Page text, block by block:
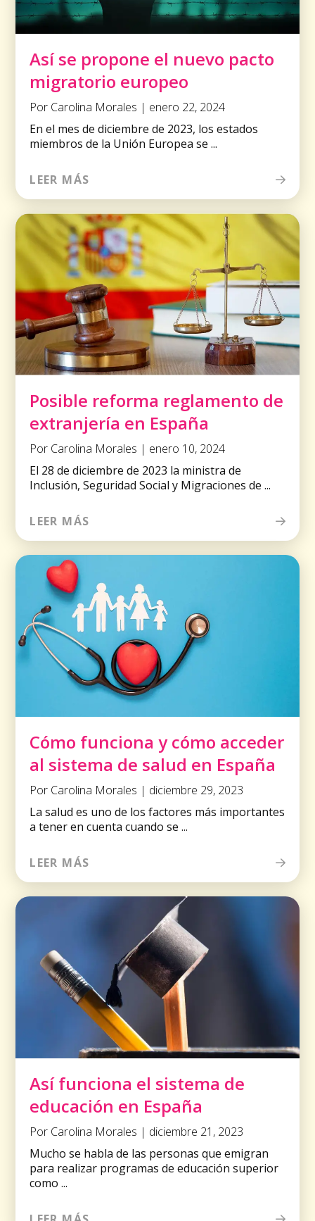
Así se propone el nuevo pacto
migratorio europeo
Por Carolina Morales | enero 22, 2024
En el mes de diciembre de 2023, los estados
miembros de la Unión Europea se ...
LEER MÁS
Posible reforma reglamento de
extranjería en España
Por Carolina Morales | enero 10, 2024
El 28 de diciembre de 2023 la ministra de
Inclusión, Seguridad Social y Migraciones de ...
LEER MÁS
Cómo funciona y cómo acceder
al sistema de salud en España
Por Carolina Morales | diciembre 29, 2023
La salud es uno de los factores más importantes
a tener en cuenta cuando se ...
LEER MÁS
Así funciona el sistema de
educación en España
Por Carolina Morales | diciembre 21, 2023
Mucho se habla de las personas que emigran
para realizar programas de educación superior
como ...